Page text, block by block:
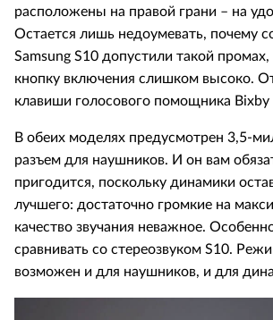
расположены на правой грани – на
Остается лишь недоумевать, почему
Samsung S10 допустили такой промах,
кнопку включения слишком высоко.
клавиши голосового помощника Bixby
В обеих моделях предусмотрен 3,5-
разъем для наушников. И он вам
пригодится, поскольку динамики
лучшего: достаточно громкие на
качество звучания неважное.
сравнивать со стереозвуком S10.
возможен и для наушников, и для